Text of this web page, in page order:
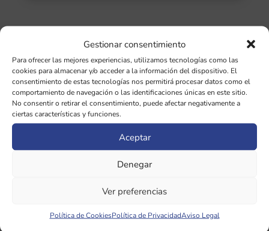
Gestionar consentimiento
Para ofrecer las mejores experiencias, utilizamos tecnologías como las
cookies para almacenar y/o acceder a la información del dispositivo. El
consentimiento de estas tecnologías nos permitirá procesar datos como el
comportamiento de navegación o las identificaciones únicas en este sitio.
No consentir o retirar el consentimiento, puede afectar negativamente a
ciertas características y funciones.
Aceptar
Denegar
Ver preferencias
Política de CookiesPolítica de PrivacidadAviso Legal
Ultimas Entradas
Diapasones binaurales: guía completa de
las 5 frecuencias cerebrales y sus
beneficios
¿Qué importancia tiene la afinación de
diapasones en sonoterapia?
Categorías